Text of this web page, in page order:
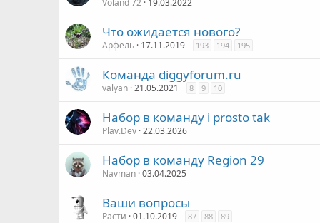
Voland 72 19.03.2022
Что ожидается нового?
Арфель 17.11.2019 193 194 195
Команда diggyforum.ru
valyan 21.05.2021 8 9 10
Набор в команду i prosto tak
Plav.Dev 22.03.2026
Набор в команду Region 29
Navman 03.04.2025
Ваши вопросы
Расти 01.10.2019 87 88 89